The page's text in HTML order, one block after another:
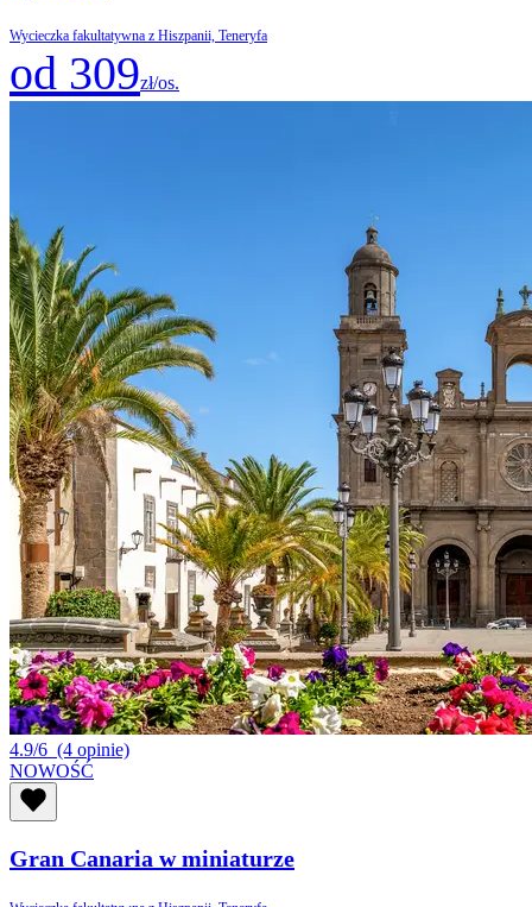
Wycieczka fakultatywna z Hiszpanii, Teneryfa
od 309zł/os.
4.9/6 (4 opinie)
NOWOŚĆ
Gran Canaria w miniaturze